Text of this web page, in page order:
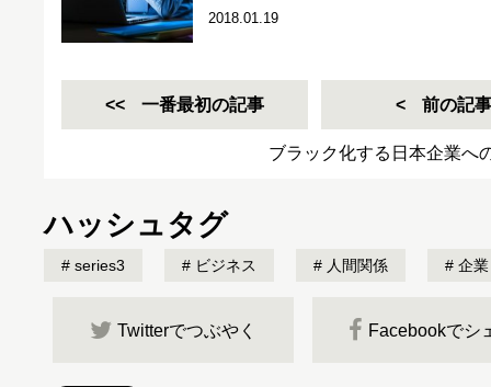
2018.01.19
一番最初の記事 前の記事
ブラック化する日本企業へ
ハッシュタグ
series3 ビジネス 人間関係 企業
Twitterでつぶやく Facebookでシ